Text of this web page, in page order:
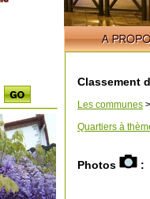
Classement
Les communes >
Quartiers à
Photos :